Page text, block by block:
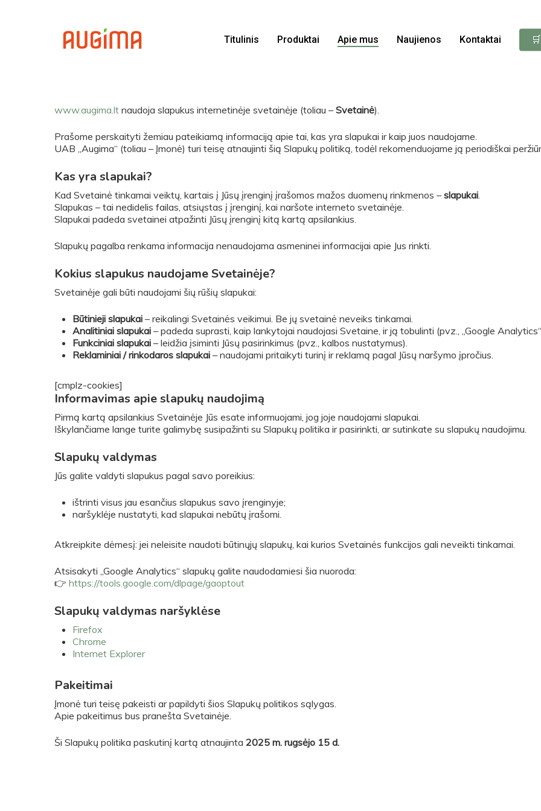
Titulinis Produktai Apie mus Naujienos Kontaktai
www.augima.lt naudoja slapukus internetinėje svetainėje (toliau – Svetainė).
Prašome perskaityti žemiau pateikiamą informaciją apie tai, kas yra slapukai ir kaip juos naudojame.
UAB „Augima“ (toliau – Įmonė) turi teisę atnaujinti šią Slapukų politiką, todėl rekomenduojame ją periodiškai
Kas yra slapukai?
Kad Svetainė tinkamai veiktų, kartais į Jūsų įrenginį įrašomos mažos duomenų rinkmenos – slapukai.
Slapukas – tai nedidelis failas, atsiųstas į įrenginį, kai naršote interneto svetainėje.
Slapukai padeda svetainei atpažinti Jūsų įrenginį kitą kartą apsilankius.
Slapukų pagalba renkama informacija nenaudojama asmeninei informacijai apie Jus rinkti.
Kokius slapukus naudojame Svetainėje?
Svetainėje gali būti naudojami šių rūšių slapukai:
Būtinieji slapukai – reikalingi Svetainės veikimui. Be jų svetainė neveiks tinkamai.
Analitiniai slapukai – padeda suprasti, kaip lankytojai naudojasi Svetaine, ir ją tobulinti (pvz., „Google
Funkciniai slapukai – leidžia įsiminti Jūsų pasirinkimus (pvz., kalbos nustatymus).
Reklaminiai / rinkodaros slapukai – naudojami pritaikyti turinį ir reklamą pagal Jūsų naršymo įpročius.
[cmplz-cookies]
Informavimas apie slapukų naudojimą
Pirmą kartą apsilankius Svetainėje Jūs esate informuojami, jog joje naudojami slapukai.
Iškylančiame lange turite galimybę susipažinti su Slapukų politika ir pasirinkti, ar sutinkate su slapukų naudojimu.
Slapukų valdymas
Jūs galite valdyti slapukus pagal savo poreikius:
ištrinti visus jau esančius slapukus savo įrenginyje;
naršyklėje nustatyti, kad slapukai nebūtų įrašomi.
Atkreipkite dėmesį: jei neleisite naudoti būtinųjų slapukų, kai kurios Svetainės funkcijos gali neveikti tinkamai.
Atsisakyti „Google Analytics“ slapukų galite naudodamiesi šia nuoroda:
👉 https://tools.google.com/dlpage/gaoptout
Slapukų valdymas naršyklėse
Firefox
Chrome
Internet Explorer
Pakeitimai
Įmonė turi teisę pakeisti ar papildyti šios Slapukų politikos sąlygas.
Apie pakeitimus bus pranešta Svetainėje.
Ši Slapukų politika paskutinį kartą atnaujinta 2025 m. rugsėjo 15 d.